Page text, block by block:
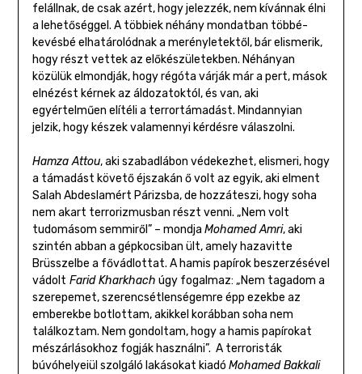
felállnak, de csak azért, hogy jelezzék, nem kívánnak élni
a lehetőséggel. A többiek néhány mondatban többé-
kevésbé elhatárolódnak a merényletektől, bár elismerik,
hogy részt vettek az előkészületekben. Néhányan
közülük elmondják, hogy régóta várják már a pert, mások
elnézést kérnek az áldozatoktól, és van, aki
egyértelműen elítéli a terrortámadást. Mindannyian
jelzik, hogy készek valamennyi kérdésre válaszolni.
Hamza Attou, aki szabadlábon védekezhet, elismeri, hogy
a támadást követő éjszakán ő volt az egyik, aki elment
Salah Abdeslamért Párizsba, de hozzáteszi, hogy soha
nem akart terrorizmusban részt venni. „Nem volt
tudomásom semmiről” – mondja Mohamed Amri, aki
szintén abban a gépkocsiban ült, amely hazavitte
Brüsszelbe a fővádlottat. A hamis papírok beszerzésével
vádolt Farid Kharkhach úgy fogalmaz: „Nem tagadom a
szerepemet, szerencsétlenségemre épp ezekbe az
emberekbe botlottam, akikkel korábban soha nem
találkoztam. Nem gondoltam, hogy a hamis papírokat
mészárlásokhoz fogják használni”. A terroristák
búvóhelyeiül szolgáló lakásokat kiadó Mohamed Bakkali